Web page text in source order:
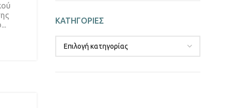
ΚΑΤΗΓΟΡΙΕΣ